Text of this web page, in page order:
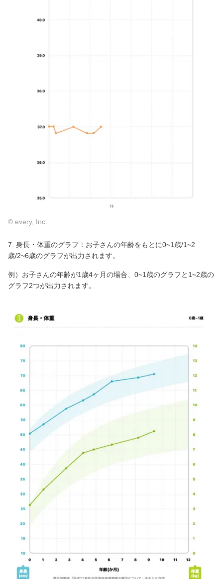
© every, Inc.
7. 身長・体重のグラフ：お子さんの年齢をもとに0~1歳/1~2
歳/2~6歳のグラフが出力されます。
例）お子さんの年齢が1歳4ヶ月の場合、0~1歳のグラフと1~2歳の
グラフ2つが出力されます。